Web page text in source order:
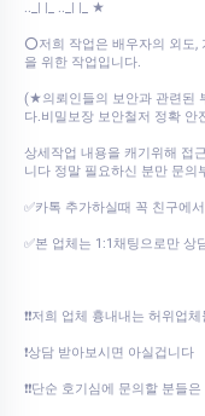
.._| |_ .._| |_ ★
⭕저희 작업은 배우자의 외도,
을 위한 작업입니다.
(★의뢰인들의 보안과 관련된
다.비밀보장 보안철저 정확 안
상세작업 내용을 캐기위해 접
니다 정말 필요하신 분만 문의
✅카톡 추가하실때 꼭 친구에
✅본 업체는 1:1채팅으로만 상
❗❗저희 업체 흉내내는 허위업
❗상담 받아보시면 아실겁니다
❗❗단순 호기심에 문의할 분들